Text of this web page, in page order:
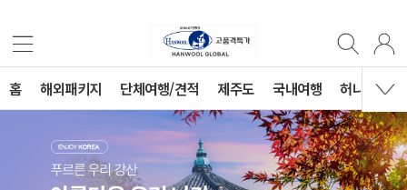
홈 해외패키지 단체여행/견적 제주도 국내여행 허니문